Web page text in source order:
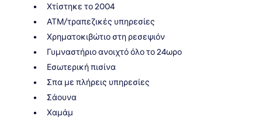
Χτίστηκε το 2004
ΑΤΜ/τραπεζικές υπηρεσίες
Χρηματοκιβώτιο στη ρεσεψιόν
Γυμναστήριο ανοιχτό όλο το 24ωρο
Εσωτερική πισίνα
Σπα με πλήρεις υπηρεσίες
Σάουνα
Χαμάμ